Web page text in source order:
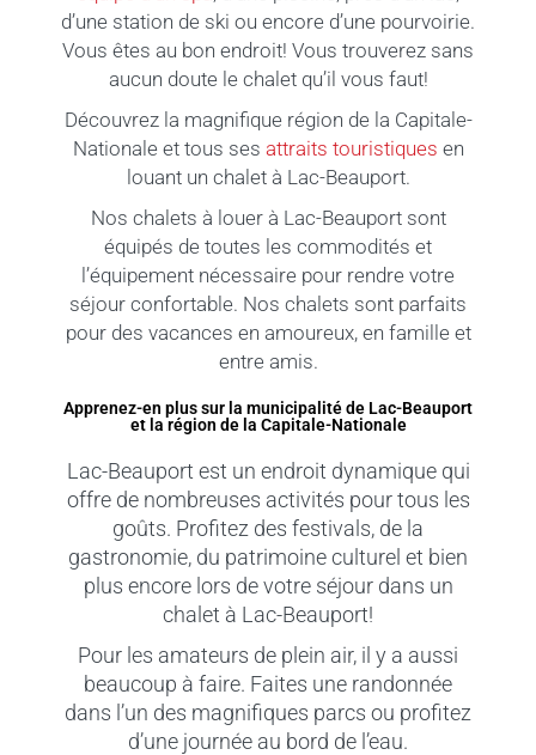
d’une station de ski ou encore d’une pourvoirie.
Vous êtes au bon endroit! Vous trouverez sans
aucun doute le chalet qu’il vous faut!
Découvrez la magnifique région de la Capitale-
Nationale et tous ses attraits touristiques en
louant un chalet à Lac-Beauport.
Nos chalets à louer à Lac-Beauport sont
équipés de toutes les commodités et
l’équipement nécessaire pour rendre votre
séjour confortable. Nos chalets sont parfaits
pour des vacances en amoureux, en famille et
entre amis.
Apprenez-en plus sur la municipalité de Lac-Beauport
et la région de la Capitale-Nationale
Lac-Beauport est un endroit dynamique qui
offre de nombreuses activités pour tous les
goûts. Profitez des festivals, de la
gastronomie, du patrimoine culturel et bien
plus encore lors de votre séjour dans un
chalet à Lac-Beauport!
Pour les amateurs de plein air, il y a aussi
beaucoup à faire. Faites une randonnée
dans l’un des magnifiques parcs ou profitez
d’une journée au bord de l’eau.